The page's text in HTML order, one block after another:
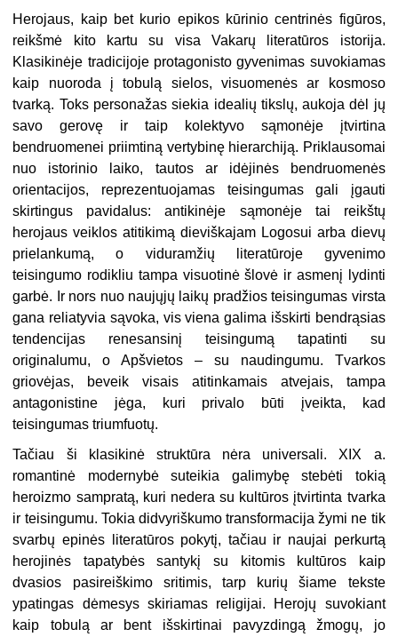
Herojaus, kaip bet kurio epikos kūrinio centrinės figūros,
reikšmė kito kartu su visa Vakarų literatūros istorija.
Klasikinėje tradicijoje protagonisto gyvenimas suvokiamas
kaip nuoroda į tobulą sielos, visuomenės ar kosmoso
tvarką. Toks personažas siekia idealių tikslų, aukoja dėl jų
savo gerovę ir taip kolektyvo sąmonėje įtvirtina
bendruomenei priimtiną vertybinę hierarchiją. Priklausomai
nuo istorinio laiko, tautos ar idėjinės bendruomenės
orientacijos, reprezentuojamas teisingumas gali įgauti
skirtingus pavidalus: antikinėje sąmonėje tai reikštų
herojaus veiklos atitikimą dieviškajam Logosui arba dievų
prielankumą, o viduramžių literatūroje gyvenimo
teisingumo rodikliu tampa visuotinė šlovė ir asmenį lydinti
garbė. Ir nors nuo naujųjų laikų pradžios teisingumas virsta
gana reliatyvia sąvoka, vis viena galima išskirti bendrąsias
tendencijas renesansinį teisingumą tapatinti su
originalumu, o Apšvietos – su naudingumu. Tvarkos
griovėjas, beveik visais atitinkamais atvejais, tampa
antagonistine jėga, kuri privalo būti įveikta, kad
teisingumas triumfuotų.
Tačiau ši klasikinė struktūra nėra universali. XIX a.
romantinė modernybė suteikia galimybę stebėti tokią
heroizmo sampratą, kuri nedera su kultūros įtvirtinta tvarka
ir teisingumu. Tokia didvyriškumo transformacija žymi ne tik
svarbų epinės literatūros pokytį, tačiau ir naujai perkurtą
herojinės tapatybės santykį su kitomis kultūros kaip
dvasios pasireiškimo sritimis, tarp kurių šiame tekste
ypatingas dėmesys skiriamas religijai. Herojų suvokiant
kaip tobulą ar bent išskirtinai pavyzdingą žmogų, jo